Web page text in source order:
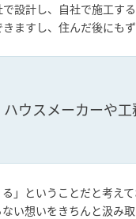
設計し、自社で施工す
ますし、住んだ後にも
ハウスメーカーや
る」ということだと考
い想いをきちんと汲み